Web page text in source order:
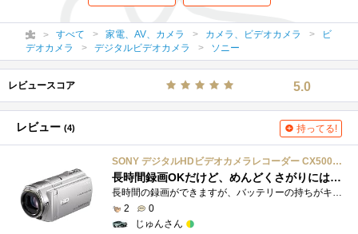
すべて 家電、AV、カメラ カメラ、ビデオカメラ
ビ
デオカメラ
デジタルビデオカメラ ソニー
レビュースコア 5.0
レビュー (4) 持ってる!
SONY デジタルHDビデオカメラレコーダー CX500V 内蔵メモリー32GB シルバー HDR-CX500V/S
長時間録画OKだけど、めんどくさがりには、不向きかも！！
長時間の録画ができますが、バッテリーの持ちがキモになります。また、ビューファインダーが無いため、辛い場面があるかも知れません。それ�...
2
0
じゅんさん